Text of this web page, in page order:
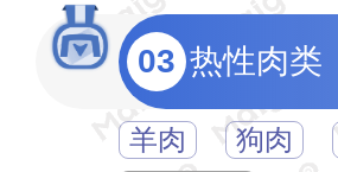
03 热性肉类
羊肉 狗肉